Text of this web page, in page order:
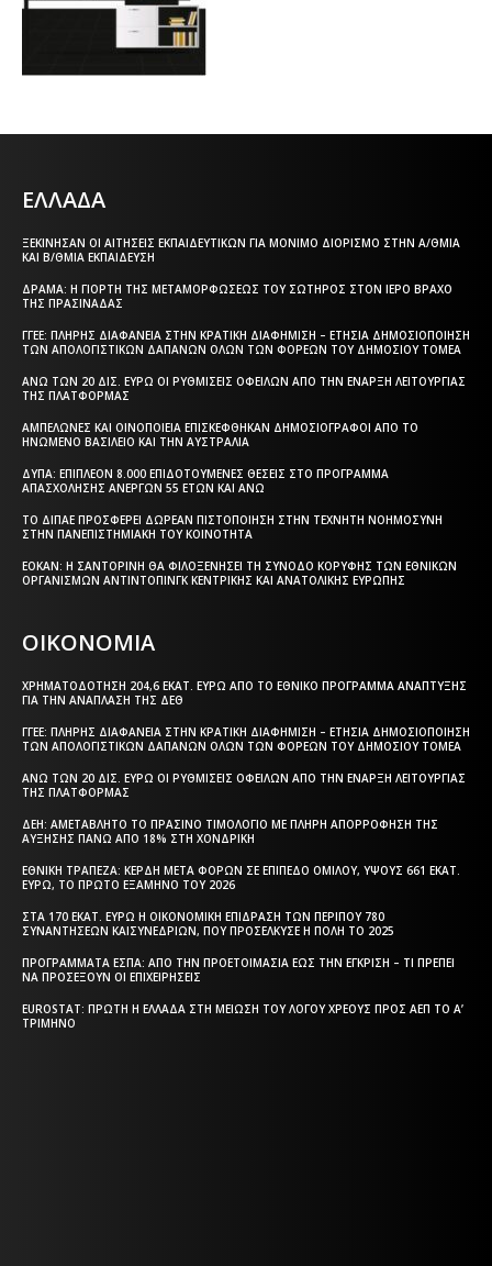
ΕΛΛΑΔΑ
ΞΕΚΊΝΗΣΑΝ ΟΙ ΑΙΤΉΣΕΙΣ ΕΚΠΑΙΔΕΥΤΙΚΏΝ ΓΙΑ ΜΌΝΙΜΟ ΔΙΟΡΙΣΜΌ ΣΤΗΝ Α/ΘΜΙΑ
ΚΑΙ Β/ΘΜΙΑ ΕΚΠΑΊΔΕΥΣΗ
ΔΡΆΜΑ: Η ΓΙΟΡΤΉ ΤΗΣ ΜΕΤΑΜΟΡΦΏΣΕΩΣ ΤΟΥ ΣΩΤΉΡΟΣ ΣΤΟΝ ΙΕΡΌ ΒΡΆΧΟ
ΤΗΣ ΠΡΑΣΙΝΆΔΑΣ
ΓΓΕΕ: ΠΛΉΡΗΣ ΔΙΑΦΆΝΕΙΑ ΣΤΗΝ ΚΡΑΤΙΚΉ ΔΙΑΦΉΜΙΣΗ – EΤΉΣΙΑ ΔΗΜΟΣΙΟΠΟΊΗΣΗ
ΤΩΝ ΑΠΟΛΟΓΙΣΤΙΚΏΝ ΔΑΠΑΝΏΝ ΌΛΩΝ ΤΩΝ ΦΟΡΈΩΝ ΤΟΥ ΔΗΜΟΣΊΟΥ ΤΟΜΈΑ
ΆΝΩ ΤΩΝ 20 ΔΙΣ. ΕΥΡΏ ΟΙ ΡΥΘΜΊΣΕΙΣ ΟΦΕΙΛΏΝ ΑΠΌ ΤΗΝ ΈΝΑΡΞΗ ΛΕΙΤΟΥΡΓΊΑΣ
ΤΗΣ ΠΛΑΤΦΌΡΜΑΣ
ΑΜΠΕΛΏΝΕΣ ΚΑΙ ΟΙΝΟΠΟΙΕΊΑ ΕΠΙΣΚΈΦΘΗΚΑΝ ΔΗΜΟΣΙΟΓΡΆΦΟΙ ΑΠΌ ΤΟ
ΗΝΩΜΈΝΟ ΒΑΣΊΛΕΙΟ ΚΑΙ ΤΗΝ ΑΥΣΤΡΑΛΊΑ
ΔΥΠΑ: ΕΠΙΠΛΈΟΝ 8.000 ΕΠΙΔΟΤΟΎΜΕΝΕΣ ΘΈΣΕΙΣ ΣΤΟ ΠΡΌΓΡΑΜΜΑ
ΑΠΑΣΧΌΛΗΣΗΣ ΑΝΈΡΓΩΝ 55 ΕΤΏΝ ΚΑΙ ΆΝΩ
ΤΟ ΔΙΠΑΕ ΠΡΟΣΦΈΡΕΙ ΔΩΡΕΆΝ ΠΙΣΤΟΠΟΊΗΣΗ ΣΤΗΝ ΤΕΧΝΗΤΉ ΝΟΗΜΟΣΎΝΗ
ΣΤΗΝ ΠΑΝΕΠΙΣΤΗΜΙΑΚΉ ΤΟΥ ΚΟΙΝΌΤΗΤΑ
ΕΟΚΑΝ: Η ΣΑΝΤΟΡΊΝΗ ΘΑ ΦΙΛΟΞΕΝΉΣΕΙ ΤΗ ΣΎΝΟΔΟ ΚΟΡΥΦΉΣ ΤΩΝ ΕΘΝΙΚΏΝ
ΟΡΓΑΝΙΣΜΏΝ ΑΝΤΙΝΤΌΠΙΝΓΚ ΚΕΝΤΡΙΚΉΣ ΚΑΙ ΑΝΑΤΟΛΙΚΉΣ ΕΥΡΏΠΗΣ
ΟΙΚΟΝΟΜΙΑ
ΧΡΗΜΑΤΟΔΌΤΗΣΗ 204,6 ΕΚΑΤ. ΕΥΡΏ ΑΠΌ ΤΟ ΕΘΝΙΚΌ ΠΡΌΓΡΑΜΜΑ ΑΝΆΠΤΥΞΗΣ
ΓΙΑ ΤΗΝ ΑΝΆΠΛΑΣΗ ΤΗΣ ΔΕΘ
ΓΓΕΕ: ΠΛΉΡΗΣ ΔΙΑΦΆΝΕΙΑ ΣΤΗΝ ΚΡΑΤΙΚΉ ΔΙΑΦΉΜΙΣΗ – EΤΉΣΙΑ ΔΗΜΟΣΙΟΠΟΊΗΣΗ
ΤΩΝ ΑΠΟΛΟΓΙΣΤΙΚΏΝ ΔΑΠΑΝΏΝ ΌΛΩΝ ΤΩΝ ΦΟΡΈΩΝ ΤΟΥ ΔΗΜΟΣΊΟΥ ΤΟΜΈΑ
ΆΝΩ ΤΩΝ 20 ΔΙΣ. ΕΥΡΏ ΟΙ ΡΥΘΜΊΣΕΙΣ ΟΦΕΙΛΏΝ ΑΠΌ ΤΗΝ ΈΝΑΡΞΗ ΛΕΙΤΟΥΡΓΊΑΣ
ΤΗΣ ΠΛΑΤΦΌΡΜΑΣ
ΔΕΗ: ΑΜΕΤΆΒΛΗΤΟ ΤΟ ΠΡΆΣΙΝΟ ΤΙΜΟΛΌΓΙΟ ΜΕ ΠΛΉΡΗ ΑΠΟΡΡΌΦΗΣΗ ΤΗΣ
ΑΎΞΗΣΗΣ ΠΆΝΩ ΑΠΌ 18% ΣΤΗ ΧΟΝΔΡΙΚΉ
ΕΘΝΙΚΉ ΤΡΆΠΕΖΑ: ΚΈΡΔΗ ΜΕΤΆ ΦΌΡΩΝ ΣΕ ΕΠΊΠΕΔΟ ΟΜΊΛΟΥ, ΎΨΟΥΣ 661 ΕΚΑΤ.
ΕΥΡΏ, ΤΟ ΠΡΏΤΟ ΕΞΆΜΗΝΟ ΤΟΥ 2026
ΣΤΑ 170 ΕΚΑΤ. ΕΥΡΏ Η ΟΙΚΟΝΟΜΙΚΉ ΕΠΊΔΡΑΣΗ ΤΩΝ ΠΕΡΊΠΟΥ 780
ΣΥΝΑΝΤΉΣΕΩΝ ΚΑΙΣΥΝΕΔΡΊΩΝ, ΠΟΥ ΠΡΟΣΈΛΚΥΣΕ Η ΠΌΛΗ ΤΟ 2025
ΠΡΟΓΡΆΜΜΑΤΑ EΣΠΑ: ΑΠΌ ΤΗΝ ΠΡΟΕΤΟΙΜΑΣΊΑ ΈΩΣ ΤΗΝ ΈΓΚΡΙΣΗ – ΤΙ ΠΡΈΠΕΙ
ΝΑ ΠΡΟΣΈΞΟΥΝ ΟΙ ΕΠΙΧΕΙΡΉΣΕΙΣ
EUROSTAT: ΠΡΏΤΗ Η ΕΛΛΆΔΑ ΣΤΗ ΜΕΊΩΣΗ ΤΟΥ ΛΌΓΟΥ ΧΡΈΟΥΣ ΠΡΟΣ ΑΕΠ ΤΟ Α’
ΤΡΊΜΗΝΟ